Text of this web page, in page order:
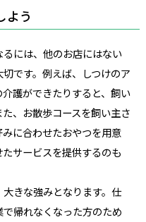
よう
には、他のお店にはない
です。例えば、しつけのア
護ができたりすると、飼い
、お散歩コースを飼い主さ
に合わせたおやつを用意
サービスを提供するのも
きな強みとなります。仕
帰れなくなった方のため